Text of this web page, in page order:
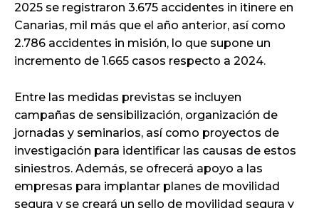
2025 se registraron 3.675 accidentes in itinere en
Canarias, mil más que el año anterior, así como
2.786 accidentes in misión, lo que supone un
incremento de 1.665 casos respecto a 2024.
Entre las medidas previstas se incluyen
campañas de sensibilización, organización de
jornadas y seminarios, así como proyectos de
investigación para identificar las causas de estos
siniestros. Además, se ofrecerá apoyo a las
empresas para implantar planes de movilidad
segura y se creará un sello de movilidad segura y